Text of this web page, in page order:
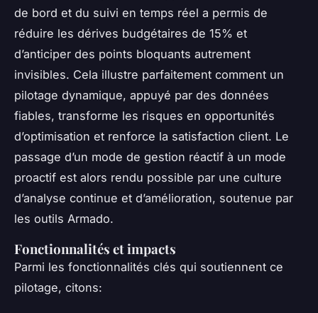
de bord et du suivi en temps réel a permis de
réduire les dérives budgétaires de 15% et
d’anticiper des points bloquants autrement
invisibles. Cela illustre parfaitement comment un
pilotage dynamique, appuyé par des données
fiables, transforme les risques en opportunités
d’optimisation et renforce la satisfaction client. Le
passage d’un mode de gestion réactif à un mode
proactif est alors rendu possible par une culture
d’analyse continue et d’amélioration, soutenue par
les outils Armado.
Fonctionnalités et impacts
Parmi les fonctionnalités clés qui soutiennent ce
pilotage, citons: